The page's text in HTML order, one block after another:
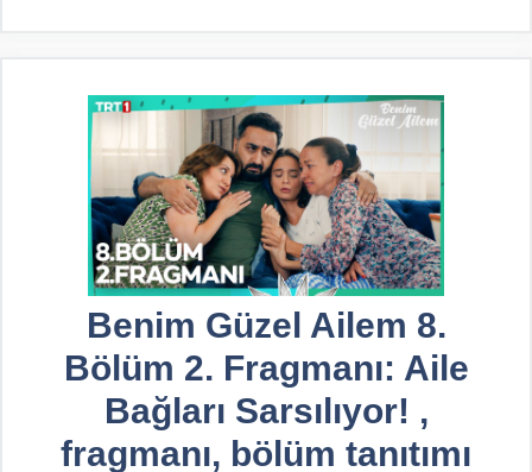
Benim Güzel Ailem 8.
Bölüm 2. Fragmanı: Aile
Bağları Sarsılıyor! ,
fragmanı, bölüm tanıtımı